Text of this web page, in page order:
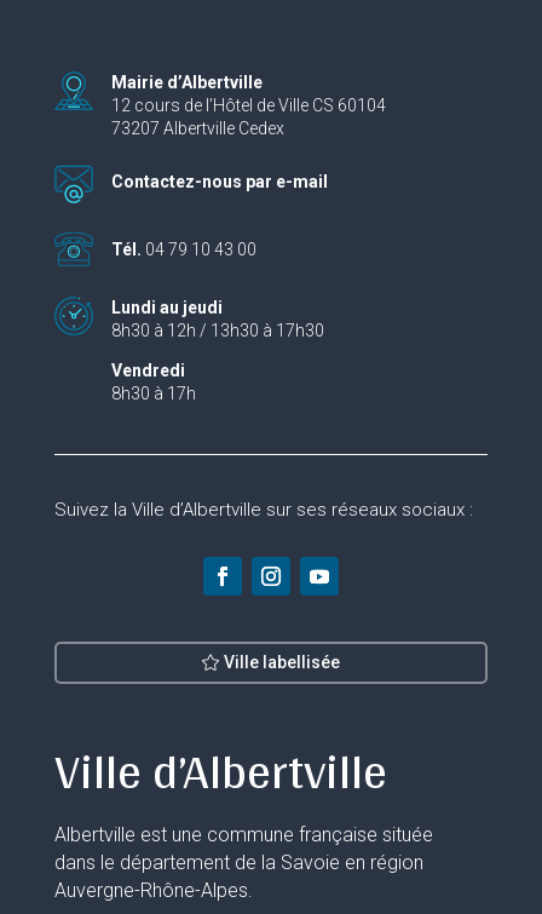
Mairie d’Albertville
12 cours de l’Hôtel de Ville CS 60104
73207 Albertville Cedex
Contactez-nous par e-mail
Tél. 04 79 10 43 00
Lundi au jeudi
8h30 à 12h / 13h30 à 17h30
Vendredi
8h30 à 17h
Suivez la Ville d’Albertville sur ses réseaux sociaux :
Ville labellisée
Ville d’Albertville
Albertville est une commune française située
dans le département de la Savoie en région
Auvergne-Rhône-Alpes.